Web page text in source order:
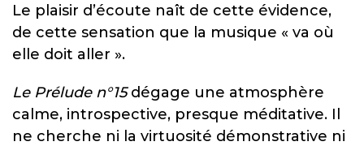
Le plaisir d’écoute naît de cette évidence,
de cette sensation que la musique « va où
elle doit aller ».
Le Prélude n°15dégage une atmosphère
calme, introspective, presque méditative. Il
ne cherche ni la virtuosité démonstrative ni